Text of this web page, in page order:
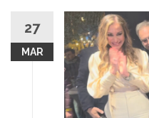
27
MAR